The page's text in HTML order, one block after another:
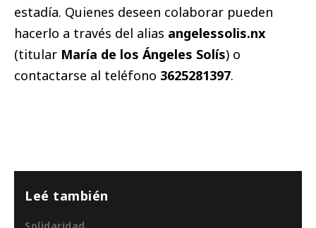
estadía. Quienes deseen colaborar pueden
hacerlo a través del alias angelessolis.nx
(titular María de los Ángeles Solís) o
contactarse al teléfono 3625281397.
Leé también
Solidaridad